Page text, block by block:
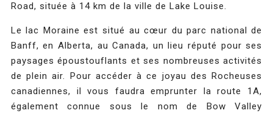
Road, située à 14 km de la ville de Lake Louise.
Le lac Moraine est situé au cœur du parc national de
Banff, en Alberta, au Canada, un lieu réputé pour ses
paysages époustouflants et ses nombreuses activités
de plein air. Pour accéder à ce joyau des Rocheuses
canadiennes, il vous faudra emprunter la route 1A,
également connue sous le nom de Bow Valley